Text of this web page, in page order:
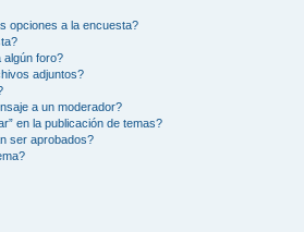
opciones a la encuesta?
algún foro?
adjuntos?
a un moderador?
en la publicación de temas?
ser aprobados?